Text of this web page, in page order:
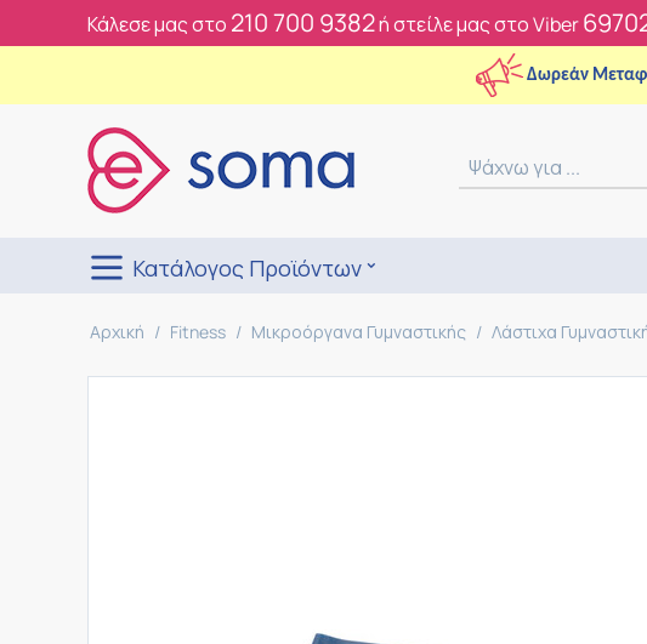
Κάλεσε μας στο 210 700 9382ή στείλε μας στο Viber
Δωρεάν
Κατάλογος Προϊόντων
Αρχική / Fitness / Μικροόργανα Γυμναστικής / Λάστιχα